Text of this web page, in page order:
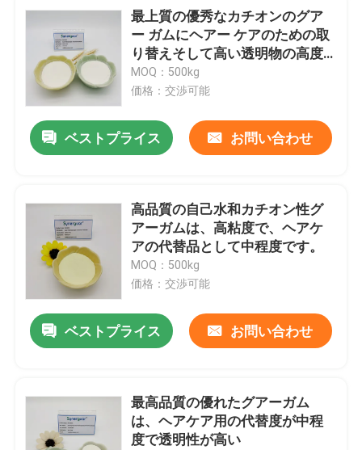
最上質の優秀なカチオンのグア
ー ガムにヘアー ケアのための取
り替えそして高い透明物の高度
がある
MOQ：500kg
価格：交渉可能
ベストプライス お問い合わせ
高品質の自己水和カチオン性グ
アーガムは、高粘度で、ヘアケ
アの代替品として中程度です。
MOQ：500kg
価格：交渉可能
ベストプライス お問い合わせ
最高品質の優れたグアーガム
は、ヘアケア用の代替度が中程
度で透明性が高い